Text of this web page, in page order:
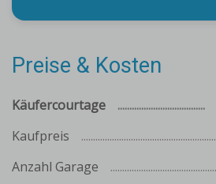
Preise & Kosten
Käufercourtage
Kaufpreis
Anzahl Garage